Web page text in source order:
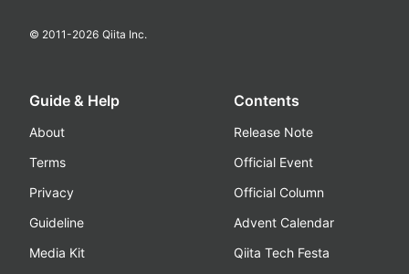
© 2011-2026 Qiita Inc.
Guide & Help
About
Terms
Privacy
Guideline
Media Kit
Contents
Release Note
Official Event
Official Column
Advent Calendar
Qiita Tech Festa